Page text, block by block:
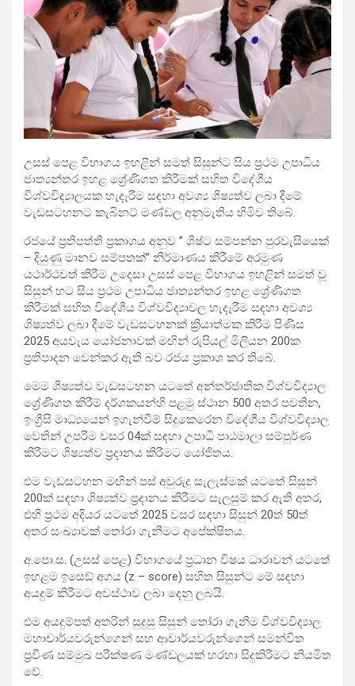
උසස් පෙළ විභාගය ඉහළින් සමත් සිසුන්ට සිය ප්‍රථම උපාධිය
ජාත්‍යන්තර ඉහළ ශ්‍රේණිගත කිරීමක් සහිත විදේශීය
විශ්වවිද්‍යාලයක හැදෑරීම සඳහා අවශ්‍ය ශිෂ්‍යත්ව ලබා දීමේ
වැඩසටහනට කැබිනට් මණ්ඩල අනුමැතිය හිමිව තිබේ.
රජයේ ප්‍රතිපත්ති ප්‍රකාශය අනුව ” ශිෂ්ට සම්පන්න පුරවැසියෙක්
– දියුණු මානව සම්පතක්” නිර්මාණය කිරීමේ අරමුණ
යථාර්ථවත් කිරීම උදෙසා උසස් පෙළ විභාගය ඉහළින් සමත් වූ
සිසුන් හට සිය ප්‍රථම උපාධිය ජාත්‍යන්තර ඉහළ ශ්‍රේණිගත
කිරීමක් සහිත විදේශීය විශ්වවිද්‍යා‍වල හැදෑරීම සඳහා අවශ්‍ය
ශිෂ්‍යත්ව ලබා දීමේ වැඩසටහනක් ක්‍රියාත්මක කිරීම පිණිස
2025 අයවැය යෝජනාවක් මඟින් රුපියල් මිලියන 200ක
ප්‍රතිපාදන වෙන්කර ඇති බව රජය ප්‍රකාශ කර තිබේ.
මෙම ශිෂ්‍යත්ව වැඩසටහන යටතේ අන්තර්ජාතික විශ්වවිද්‍යාල
ශ්‍රේණිගත කිරීම් දර්ශකයන්හි පළමු ස්ථාන 500 අතර පවතින,
ඉංග්‍රීසි මාධ්‍යයෙන් ඉගැන්වීම් සිදුකෙරෙන විදේශීය විශ්වවිද්‍යාල
වෙතින් උපරිම වසර 04ක් සඳහා උපාධි පාඨමාලා සම්පුර්ණ
කිරීමට ශිෂ්‍යත්ව ප්‍රදානය කිරීමට යෝජිතය.
එම වැඩසටහන මඟින් පස් අවුරුදු සැලැස්මක් යටතේ සිසුන්
200ක් සඳහා ශිෂ්‍යත්ව ප්‍රදානය කිරීමට සැලසුම් කර ඇති අතර,
එහි ප්‍රථම අදියර යටතේ 2025 වසර සඳහා සිසුන් 20ත් 50ත්
අතර සංඛ්‍යාවක් තෝරා ගැනීමට අපේක්ෂිතය.
අ.පො.ස. (උසස් පෙළ) විභාගයේ ප්‍රධාන විෂය ධාරාවන් යටතේ
ඉහළම ඉසෙඩ් අගය (z – score) සහිත සිසුන්ට මේ සඳහා
අයදුම් කිරීමට අවස්ථාව ලබා දෙනු ලබයි.
එම අයදුම්පත් අතරින් සුදුසු සිසුන් තෝරා ගැනීම විශ්වවිද්‍යාල
මහාචාර්යවරුන්ගෙන් සහ ආචාර්යවරුන්ගෙන් සමන්විත
ප්‍රවීණ සම්මුඛ පරීක්ෂණ මණ්ඩලයක් හරහා සිදුකිරීමට නියමිත
වේ.